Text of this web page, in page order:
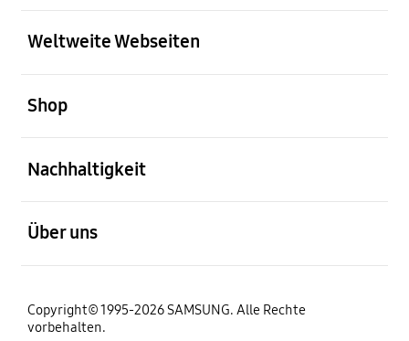
Weltweite Webseiten
Shop
Nachhaltigkeit
Über uns
Copyright© 1995-2026 SAMSUNG. Alle Rechte
vorbehalten.